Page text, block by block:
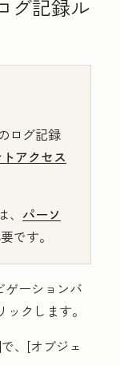
グ記録ル
ログ記録
アクセス
パーソ
です。
ゲーションバ
ックします。
、[オブジェ